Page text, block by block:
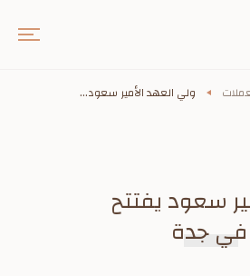
ولي العهد الأمير سعود...
سعود يفتتح
جدة